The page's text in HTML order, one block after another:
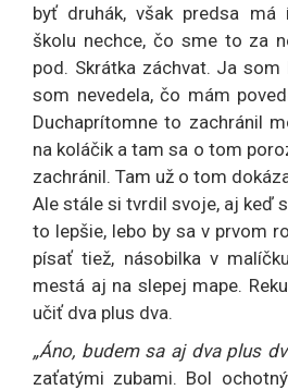
byť druhák, však predsa má
školu nechce, čo sme to za
pod. Skrátka záchvat. Ja
som nevedela, čo mám
Duchaprítomne to zachránil
na koláčik a tam sa o tom
zachránil. Tam už o tom
Ale stále si tvrdil svoje, aj keď
to lepšie, lebo by sa v prvom
písať tiež, násobilka v
mestá aj na slepej mape.
učiť dva plus dva.
„Áno, budem sa aj dva plus
zaťatými zubami. Bol